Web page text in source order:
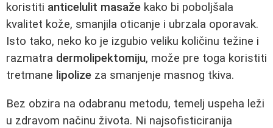
koristiti anticelulit masaže kako bi poboljšala
kvalitet kože, smanjila oticanje i ubrzala oporavak.
Isto tako, neko ko je izgubio veliku količinu težine i
razmatra dermolipektomiju, može pre toga koristiti
tretmane lipolize za smanjenje masnog tkiva.
Bez obzira na odabranu metodu, temelj uspeha leži
u zdravom načinu života. Ni najsofisticiranija